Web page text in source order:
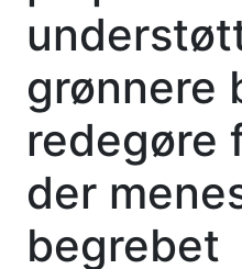
grønnere
redegøre
der
begrebet